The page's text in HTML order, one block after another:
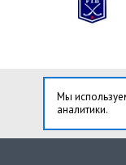
Мы
аналитики.